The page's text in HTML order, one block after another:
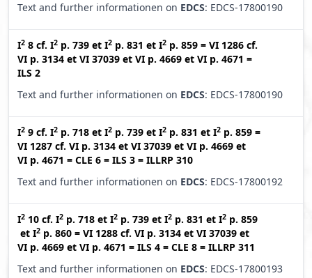
Text and further informationen on EDCS: EDCS-17800190
I2 8 cf. I2 p. 739 et I2 p. 831 et I2 p. 859 = VI 1286 cf.
VI p. 3134 et VI 37039 et VI p. 4669 et VI p. 4671 =
ILS 2
Text and further informationen on EDCS: EDCS-17800190
I2 9 cf. I2 p. 718 et I2 p. 739 et I2 p. 831 et I2 p. 859 =
VI 1287 cf. VI p. 3134 et VI 37039 et VI p. 4669 et
VI p. 4671 = CLE 6 = ILS 3 = ILLRP 310
Text and further informationen on EDCS: EDCS-17800192
I2 10 cf. I2 p. 718 et I2 p. 739 et I2 p. 831 et I2 p. 859
et I2 p. 860 = VI 1288 cf. VI p. 3134 et VI 37039 et
VI p. 4669 et VI p. 4671 = ILS 4 = CLE 8 = ILLRP 311
Text and further informationen on EDCS: EDCS-17800193